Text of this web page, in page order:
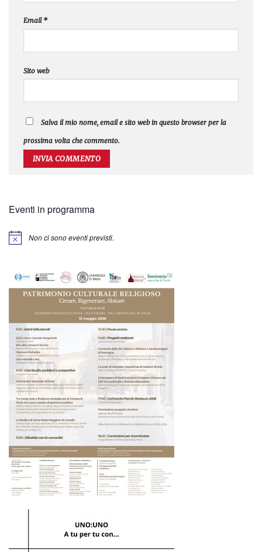
Email *
Sito web
Salva il mio nome, email e sito web in questo browser per la
prossima volta che commento.
Eventi in programma
Notice Non ci sono eventi previsti.